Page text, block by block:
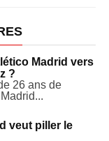
Madrid vers
?
26 ans de
veut piller le